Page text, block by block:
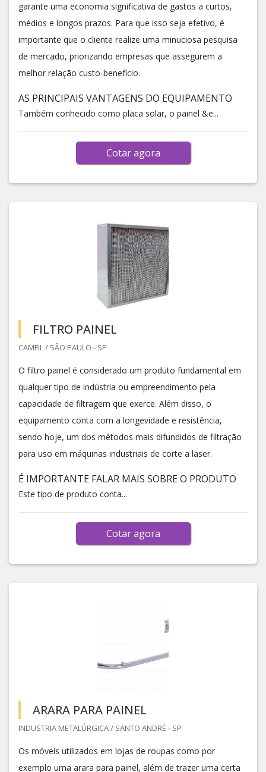
garante uma economia significativa de gastos a curtos,
médios e longos prazos. Para que isso seja efetivo, é
importante que o cliente realize uma minuciosa pesquisa
de mercado, priorizando empresas que assegurem a
melhor relação custo-benefício.
AS PRINCIPAIS VANTAGENS DO EQUIPAMENTO
Também conhecido como placa solar, o painel &e...
Cotar agora
FILTRO PAINEL
CAMFIL / SÃO PAULO - SP
O filtro painel é considerado um produto fundamental em
qualquer tipo de indústria ou empreendimento pela
capacidade de filtragem que exerce. Além disso, o
equipamento conta com a longevidade e resistência,
sendo hoje, um dos métodos mais difundidos de filtração
para uso em máquinas industriais de corte a laser.
É IMPORTANTE FALAR MAIS SOBRE O PRODUTO
Este tipo de produto conta...
Cotar agora
ARARA PARA PAINEL
INDUSTRIA METALÚRGICA / SANTO ANDRÉ - SP
Os móveis utilizados em lojas de roupas como por
exemplo uma arara para painel, além de trazer uma certa